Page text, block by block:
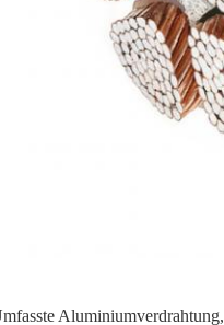
Aluminiumverdrahtung,